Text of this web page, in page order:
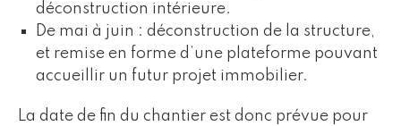
déconstruction intérieure.
De mai à juin : déconstruction de la structure,
et remise en forme d’une plateforme pouvant
accueillir un futur projet immobilier.
La date de fin du chantier est donc prévue pour